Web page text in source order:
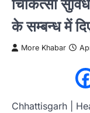
चिकित्सा
के सम्बन्ध में
More Khabar
Chhattisgarh |